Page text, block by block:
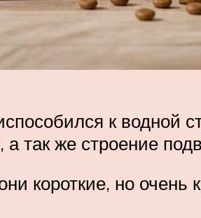
к водной
так же строение
короткие, но